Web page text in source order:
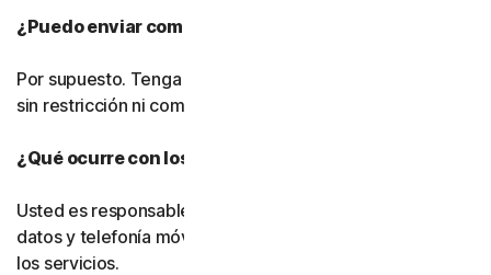
¿Puedo enviar comentarios?
Por supuesto. Tenga en cuenta que podremos utilizarlos
sin restricción ni compensación alguna.
¿Qué ocurre con los cargos por datos?
Usted es responsable de pagar todos los cargos por
datos y telefonía móvil asociados al uso del software y
los servicios.